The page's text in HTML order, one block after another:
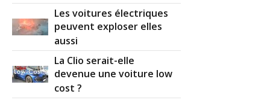
Les voitures électriques
peuvent exploser elles
aussi
La Clio serait-elle
devenue une voiture low
cost ?